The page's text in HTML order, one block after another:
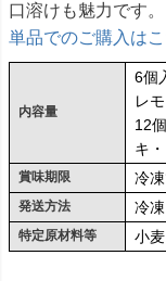
口溶けも魅力です。
単品でのご購入は
内容量
6個
レ
12
キ
賞味期限 冷
発送方法 冷凍
特定原材料等 小